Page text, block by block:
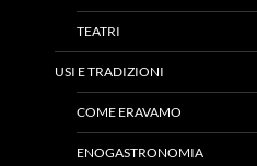
TEATRI
USI E TRADIZIONI
COME ERAVAMO
ENOGASTRONOMIA